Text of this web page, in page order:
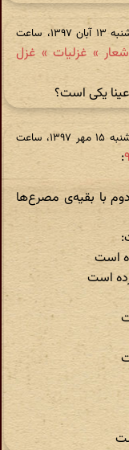
در ‫۷ سال و ۹ ماه قبل، یکشنبه ۱۳ آبان ۱۳۹۷، ساعت
» غزلیات » غزل
یکی است؟
در ‫۷ سال و ۱۰ ماه قبل، یکشنبه ۱۵ مهر ۱۳۹۷، ساعت
:
با بقیه‌ی مصرع‌ها
است
است